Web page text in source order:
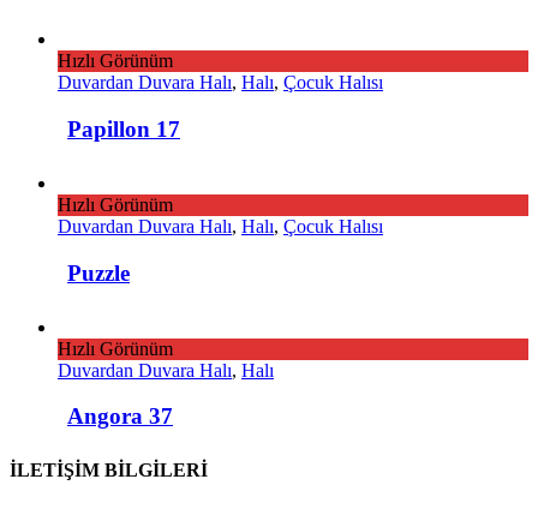
Hızlı Görünüm
Duvardan Duvara Halı, Halı, Çocuk Halısı
Papillon 17
Hızlı Görünüm
Duvardan Duvara Halı, Halı, Çocuk Halısı
Puzzle
Hızlı Görünüm
Duvardan Duvara Halı, Halı
Angora 37
İLETİŞİM BİLGİLERİ